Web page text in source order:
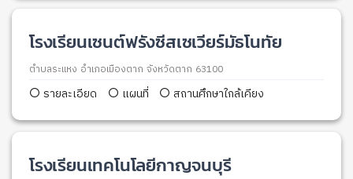
โรงเรียนเซนต์ฟรังซีสเซเวียร์มัธโนทัย
ตำบลระแหง อำเภอเมืองตาก จังหวัดตาก 63100
รายละเอียด แผนที่ สถานศึกษาใกล้เคียง
โรงเรียนเทคโนโลยีกาญจนบุรี